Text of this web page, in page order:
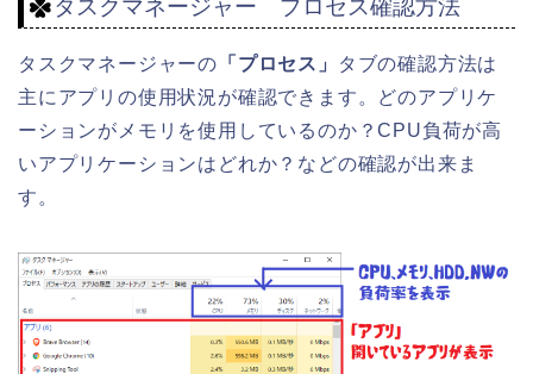
タスクマネージャー プロセス確認方法
タスクマネージャーの 「プロセス」
タブの確認方法は
主にアプリの使用状況が確認できます。どのアプリケ
ーションがメモリを使用しているのか？CPU負荷が高
いアプリケーションはどれか？などの確認が出来ま
す。